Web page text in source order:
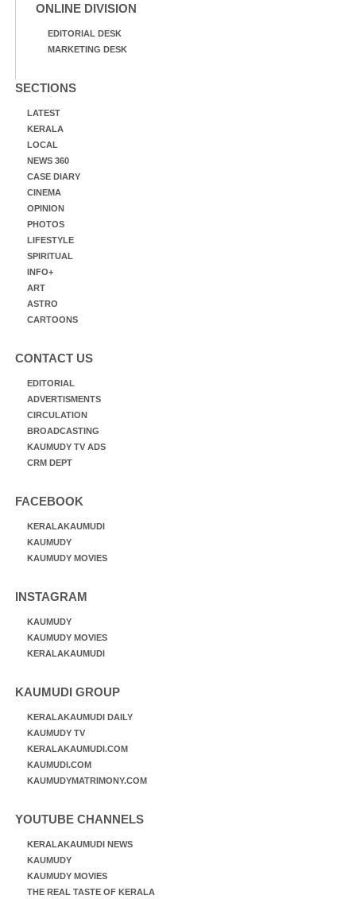
ONLINE DIVISION
EDITORIAL DESK
MARKETING DESK
SECTIONS
LATEST
KERALA
LOCAL
NEWS 360
CASE DIARY
CINEMA
OPINION
PHOTOS
LIFESTYLE
SPIRITUAL
INFO+
ART
ASTRO
CARTOONS
CONTACT US
EDITORIAL
ADVERTISMENTS
CIRCULATION
BROADCASTING
KAUMUDY TV ADS
CRM DEPT
FACEBOOK
KERALAKAUMUDI
KAUMUDY
KAUMUDY MOVIES
INSTAGRAM
KAUMUDY
KAUMUDY MOVIES
KERALAKAUMUDI
KAUMUDI GROUP
KERALAKAUMUDI DAILY
KAUMUDY TV
KERALAKAUMUDI.COM
KAUMUDI.COM
KAUMUDYMATRIMONY.COM
YOUTUBE CHANNELS
KERALAKAUMUDI NEWS
KAUMUDY
KAUMUDY MOVIES
THE REAL TASTE OF KERALA